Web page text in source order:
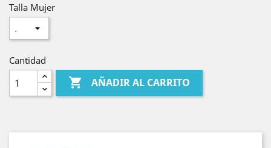
Talla Mujer
Cantidad
 AÑADIR AL CARRITO